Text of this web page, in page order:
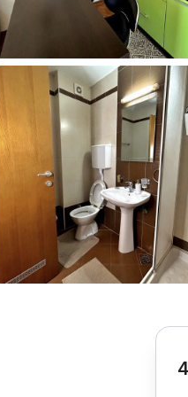
Valjevo
Vršac
Leskovac
Senta
Ljubovija
Negotin